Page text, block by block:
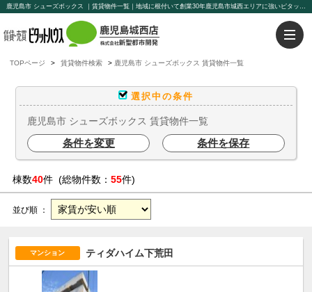
鹿児島市 シューズボックス ｜賃貸物件一覧｜地域に根付いて創業30年鹿児島市城西エリアに強いピタットハウス鹿児島城西店【新聖都市開発】豊富な物件を取り揃えております。賃貸管理もお任せください。
TOPページ 賃貸物件検索 鹿児島市 シューズボックス 賃貸物件一覧
選択中の条件
鹿児島市 シューズボックス 賃貸物件一覧
条件を変更 条件を保存
棟数40件 (総物件数： 55件)
並び順 ：
マンション ティダハイム下荒田